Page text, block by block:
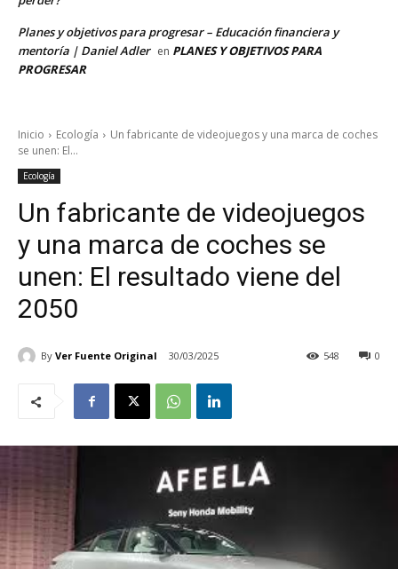
Planes y objetivos para progresar – Educación financiera y
mentoría | Daniel Adler en PLANES Y OBJETIVOS PARA
PROGRESAR